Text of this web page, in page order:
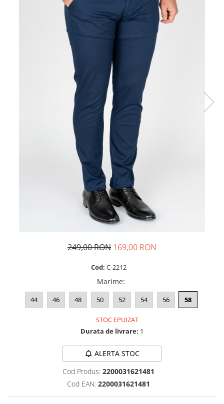
249,00 RON 169,00 RON
Cod: C-2212
Marime:
44 46 48 50 52 54 56 58
STOC EPUIZAT
Durata de livrare: 1
ALERTA STOC
Cod Produs: 2200031621481
Cod EAN: 2200031621481